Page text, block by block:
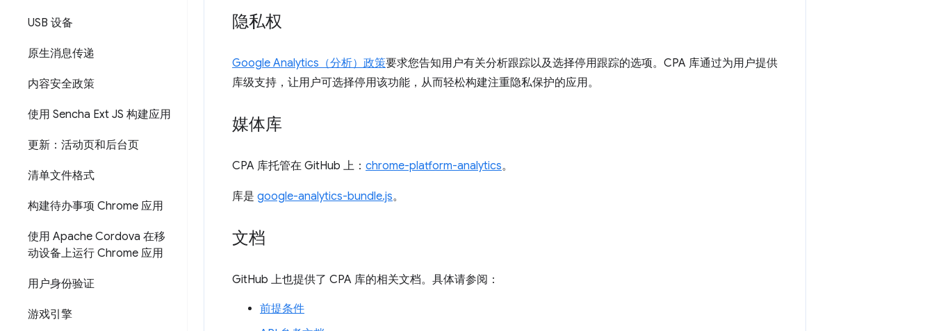
USB 设备
原生消息传递
内容安全政策
使用 Sencha Ext JS 构建应用
更新：活动页和后台页
清单文件格式
构建待办事项 Chrome 应用
使用 Apache Cordova 在移
动设备上运行 Chrome 应用
用户身份验证
游戏引擎
隐私权
Google Analytics（分析）政策要求您告知用户有关分析跟踪以及选择停用跟踪的选项。CPA 库通过为用户提供
库级支持，让用户可选择停用该功能，从而轻松构建注重隐私保护的应用。
媒体库
CPA 库托管在 GitHub 上： chrome-platform-analytics。
库是 google-analytics-bundle.js。
文档
GitHub 上也提供了 CPA 库的相关文档。具体请参阅：
前提条件